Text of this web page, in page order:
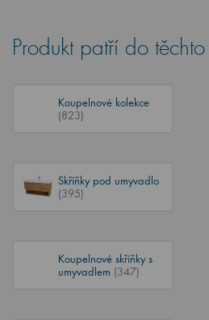
Produkt patří do
Koupelnové kolekce
(823)
Skříňky pod umyvadlo
(395)
Koupelnové skříňky s
umyvadlem (347)